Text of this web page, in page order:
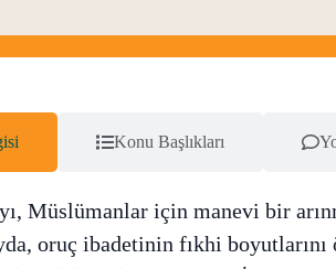
Konu Başlıkları
Müslümanlar için manevi bir
oruç ibadetinin fıkhi